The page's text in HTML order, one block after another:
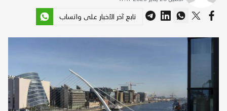
تابع آخر الأخبار على واتساب